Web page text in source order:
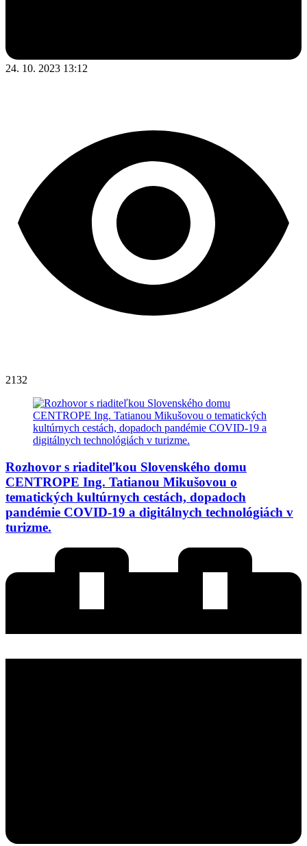
24. 10. 2023 13:12
2132
Rozhovor s riaditeľkou Slovenského domu
CENTROPE Ing. Tatianou Mikušovou o
tematických kultúrnych cestách, dopadoch
pandémie COVID-19 a digitálnych technológiách v
turizme.